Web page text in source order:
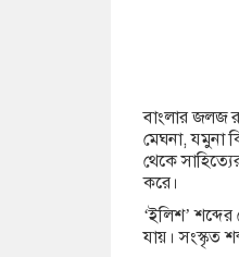
বাংলার জলজ
মেঘনা, যমুনা
থেকে
করে।
‘ইলিশ’
যায়। সংস্কৃত